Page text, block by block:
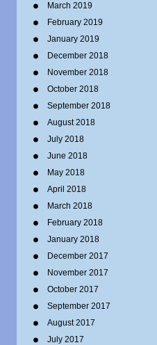
March 2019
February 2019
January 2019
December 2018
November 2018
October 2018
September 2018
August 2018
July 2018
June 2018
May 2018
April 2018
March 2018
February 2018
January 2018
December 2017
November 2017
October 2017
September 2017
August 2017
July 2017